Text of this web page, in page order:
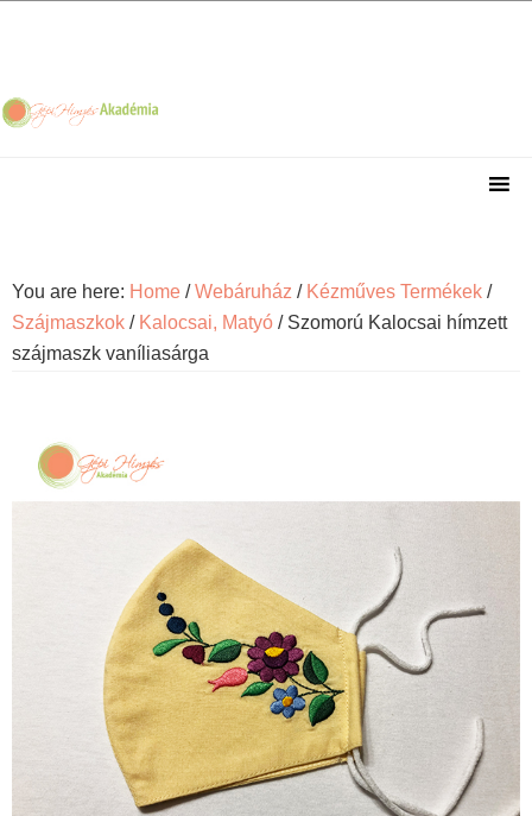
navigation
content
sidebar
You are here: Home / Webáruház / Kézműves Termékek /
Szájmaszkok / Kalocsai, Matyó / Szomorú Kalocsai hímzett
szájmaszk vaníliasárga